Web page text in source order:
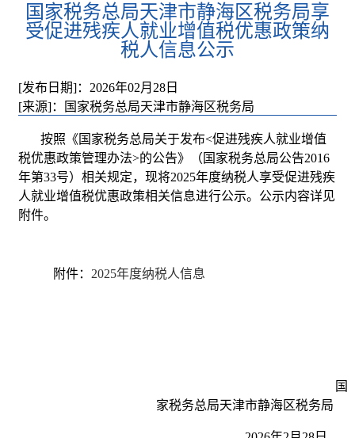
国家税务总局天津市静海区税务局享
受促进残疾人就业增值税优惠政策纳
税人信息公示
[发布日期]：2026年02月28日
[来源]：国家税务总局天津市静海区税务局
按照《国家税务总局关于发布<促进残疾人就业增值
税优惠政策管理办法>的公告》（国家税务总局公告2016
年第33号）相关规定，现将2025年度纳税人享受促进残疾
人就业增值税优惠政策相关信息进行公示。公示内容详见
附件。
附件： 2025年度纳税人信息
国
家税务总局天津市静海区税务局